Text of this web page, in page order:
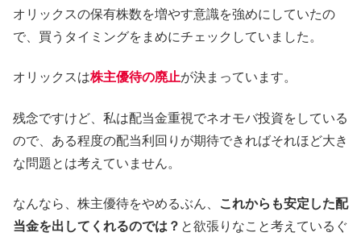
オリックスの保有株数を増やす意識を強めにしていたの
で、買うタイミングをまめにチェックしていました。
オリックスは株主優待の廃止が決まっています。
残念ですけど、私は配当金重視でネオモバ投資をしている
ので、ある程度の配当利回りが期待できればそれほど大き
な問題とは考えていません。
なんなら、株主優待をやめるぶん、
これからも安定した配
当金を出してくれるのでは？ と欲張りなこと考えているぐ